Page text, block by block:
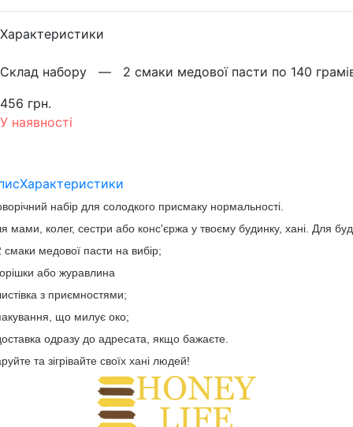
Характеристики
Склад набору — 2 смаки медової пасти по 140
456 грн.
У наявності
Характеристики
набір для солодкого присмаку нормальності.
мами, колег, сестри або конс'єржа у твоєму будинку, хані. Для
смаки медової пасти на вибір;
або журавлина
з приємностями;
що милує око;
одразу до адресата, якщо бажаєте.
та зігрівайте своїх хані людей!